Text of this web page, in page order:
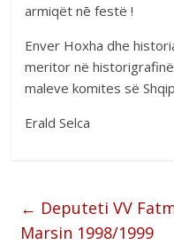
armiqët nē festë !
Enver Hoxha dhe
meritor në
maleve komites së
Erald Selca
← Deputeti VV
Marsin 1998/1999